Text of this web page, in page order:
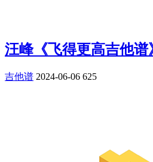
汪峰《飞得更高吉他
吉他谱 2024-06-06 625